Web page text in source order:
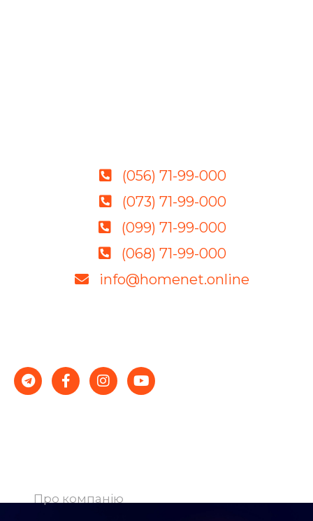
(056) 71-99-000
(073) 71-99-000
(099) 71-99-000
(068) 71-99-000
info@homenet.online
Про компанію